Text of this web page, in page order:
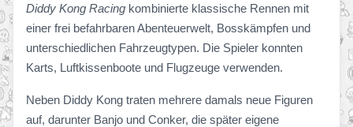
Diddy Kong Racing kombinierte klassische Rennen mit
einer frei befahrbaren Abenteuerwelt, Bosskämpfen und
unterschiedlichen Fahrzeugtypen. Die Spieler konnten
Karts, Luftkissenboote und Flugzeuge verwenden.
Neben Diddy Kong traten mehrere damals neue Figuren
auf, darunter Banjo und Conker, die später eigene